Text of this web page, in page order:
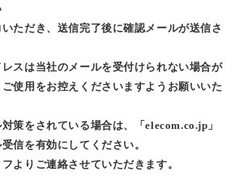
ただき、送信完了後に確認メールが送信さ
スは当社のメールを受付けられない場合が
使用をお控えくださいますようお願いいた
策をされている場合は、「elecom.co.jp」
信を有効にしてください。
よりご連絡させていただきます。